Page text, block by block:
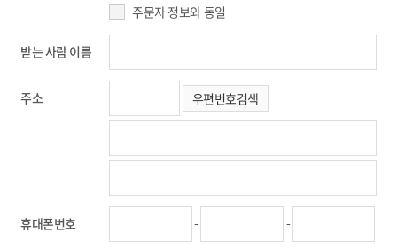
주문자 정보와 동일
받는 사람 이름
주소 우편번호검색
휴대폰번호 - -